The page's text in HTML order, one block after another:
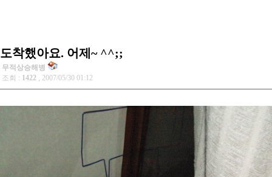
도착했아요. 어제~ ^^;;
무적상승해병
조회 : 1422 , 2007/05/30 01:12